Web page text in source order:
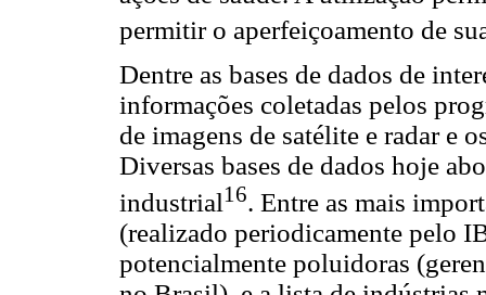
permitir o aperfeiçoamento de
Dentre as bases de dados de
informações coletadas pelos
de imagens de satélite e radar e
Diversas bases de dados hoje
industrial16. Entre as mais
(realizado periodicamente pelo
potencialmente poluidoras